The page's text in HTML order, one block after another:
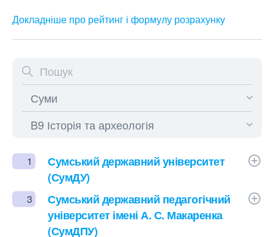
Докладніше про рейтинг і формулу розрахунку
1
Сумський державний університет
(СумДУ)
3
Сумський державний педагогічний
університет імені А. С. Макаренка
(СумДПУ)